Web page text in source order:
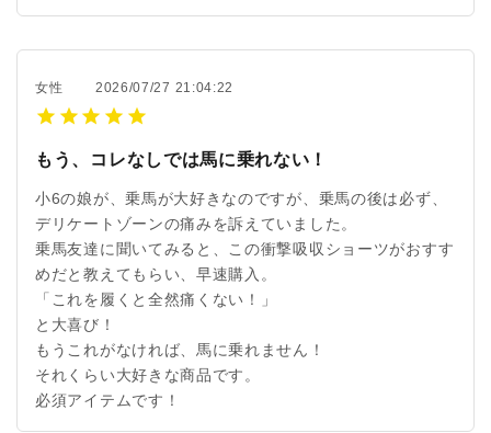
女性 2026/07/27 21:04:22
もう、コレなしでは馬に乗れない！
小6の娘が、乗馬が大好きなのですが、乗馬の後は必ず、
デリケートゾーンの痛みを訴えていました。
乗馬友達に聞いてみると、この衝撃吸収ショーツがおすす
めだと教えてもらい、早速購入。
「これを履くと全然痛くない！」
と大喜び！
もうこれがなければ、馬に乗れません！
それくらい大好きな商品です。
必須アイテムです！